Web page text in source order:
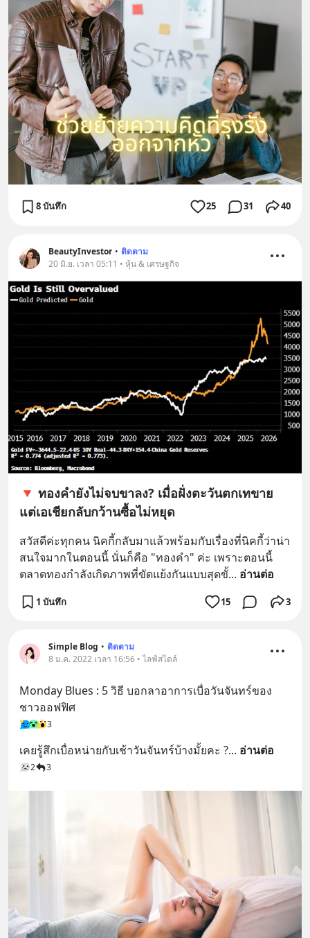
8 บันทึก 25 31 40
BeautyInvestor • ติดตาม
20 มิ.ย. เวลา 05:11 • หุ้น & เศรษฐกิจ
🔻 ทองคำยังไม่จบขาลง? เมื่อฝั่งตะวันตกเทขาย
แต่เอเชียกลับกว้านซื้อไม่หยุด
สวัสดีค่ะทุกคน นิคกี้กลับมาแล้วพร้อมกับเรื่องที่นิคกี้ว่าน่า
สนใจมากในตอนนี้ นั่นก็คือ "ทองคำ" ค่ะ เพราะตอนนี้
ตลาดทองกำลังเกิดภาพที่ขัดแย้งกันแบบสุดขั้... อ่านต่อ
1 บันทึก 15 3
Simple Blog • ติดตาม
8 ม.ค. 2022 เวลา 16:56 • ไลฟ์สไตล์
Monday Blues : 5 วิธี บอกลาอาการเบื่อวันจันทร์ของ
ชาวออฟฟิศ
3
เคยรู้สึกเบื่อหน่ายกับเช้าวันจันทร์บ้างมั้ยคะ ?... อ่านต่อ
2 3